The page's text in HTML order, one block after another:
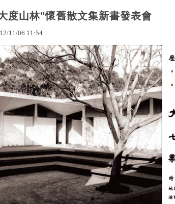
度山林"懷舊散文集新書發表會
/11/06 11:54